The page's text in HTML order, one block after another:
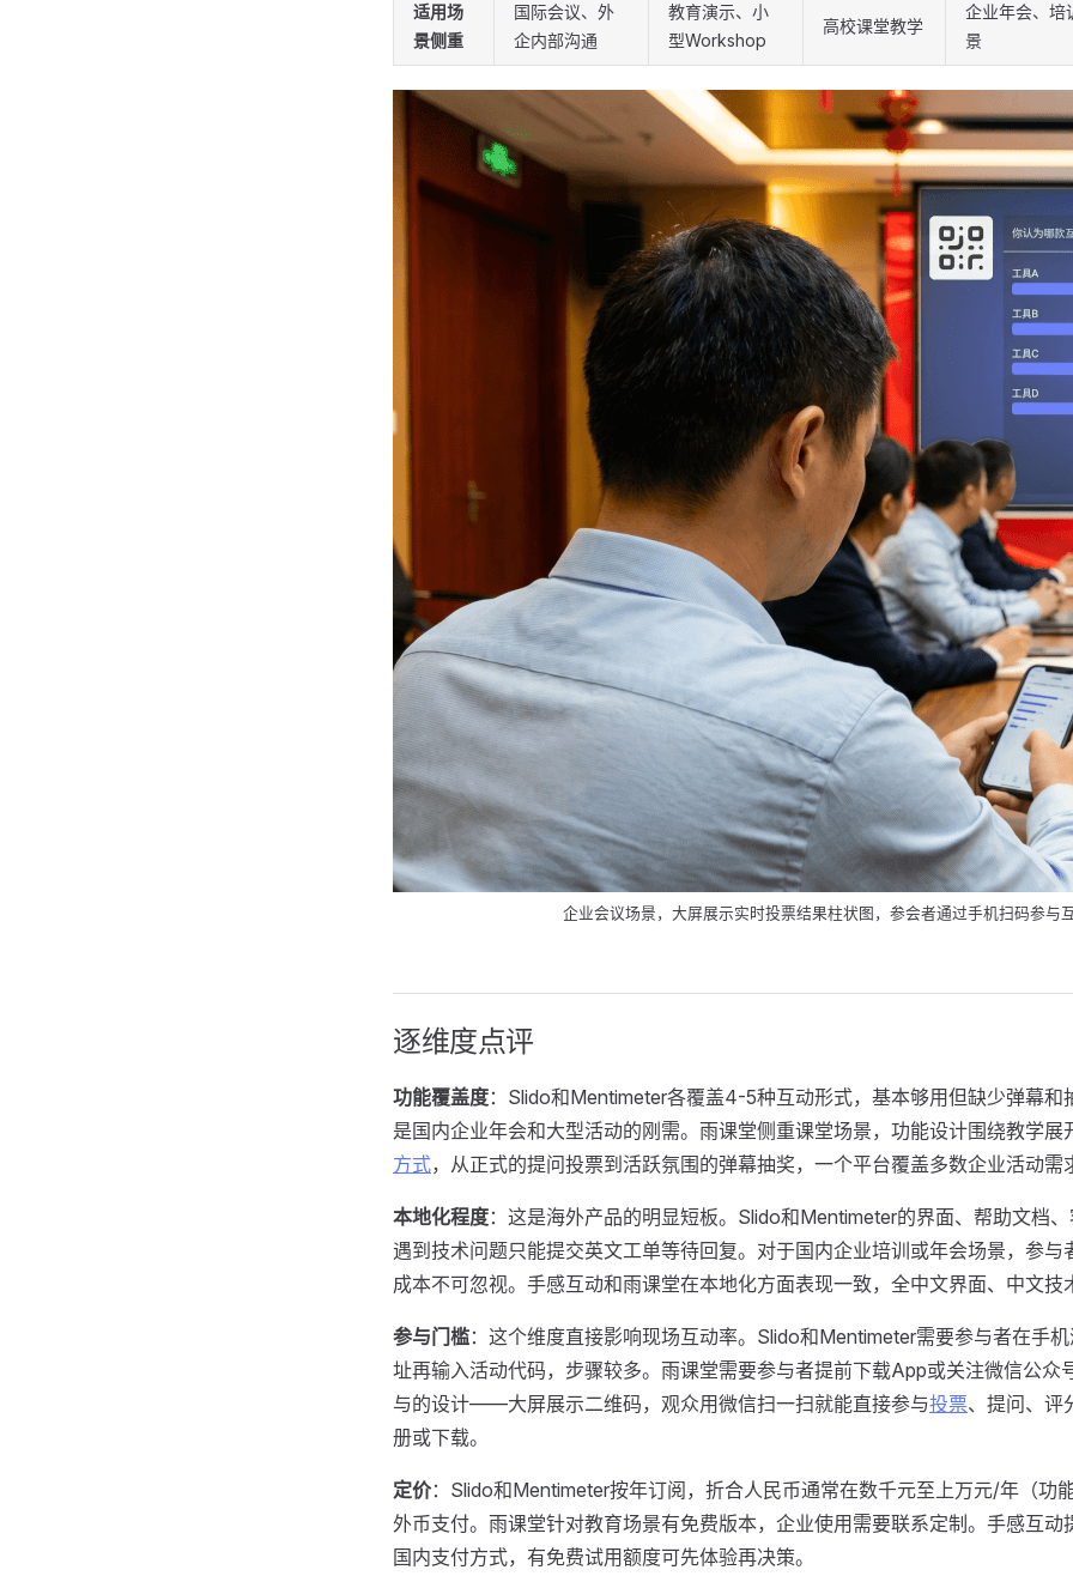
适用场
景侧重
国际会议、外
企内部沟通
教育演示、小
型Workshop
高校课堂教学
企业年会、培
景
企业会议场景，大屏展示实时投票结果柱状图，参会者通过手机扫码参与
逐维度点评
功能覆盖度：Slido和Mentimeter各覆盖4-5种互动形式，基本够用但缺少弹幕
是国内企业年会和大型活动的刚需。雨课堂侧重课堂场景，功能设计围绕教学展
方式，从正式的提问投票到活跃氛围的弹幕抽奖，一个平台覆盖多数企业活动需
本地化程度：这是海外产品的明显短板。Slido和Mentimeter的界面、帮助文档
遇到技术问题只能提交英文工单等待回复。对于国内企业培训或年会场景，参与
成本不可忽视。手感互动和雨课堂在本地化方面表现一致，全中文界面、中文
参与门槛：这个维度直接影响现场互动率。Slido和Mentimeter需要参与者在手
址再输入活动代码，步骤较多。雨课堂需要参与者提前下载App或关注微信公众
与的设计——大屏展示二维码，观众用微信扫一扫就能直接参与投票、提问、评
册或下载。
定价：Slido和Mentimeter按年订阅，折合人民币通常在数千元至上万元/年（功
外币支付。雨课堂针对教育场景有免费版本，企业使用需要联系定制。手感互动
国内支付方式，有免费试用额度可先体验再决策。